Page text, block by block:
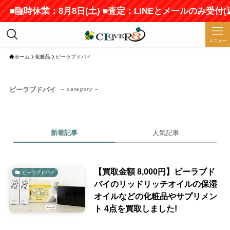
■臨時休業：8月8日(土) ■査定：LINEとメールのみ受付(
メニュー
ホーム 化粧品 ビーラブドバイ
ビーラブドバイ – category –
新着記事 人気記事
ビーラブドバイ
【買取金額 8,000円】ビーラブド
バイのリッドリッチオイルの保湿
オイルなどの化粧品やサプリメン
ト 4点を買取しました!